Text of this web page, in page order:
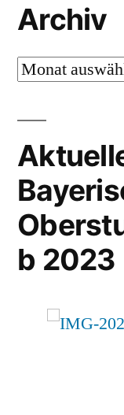
Archiv
Archiv
b 2023